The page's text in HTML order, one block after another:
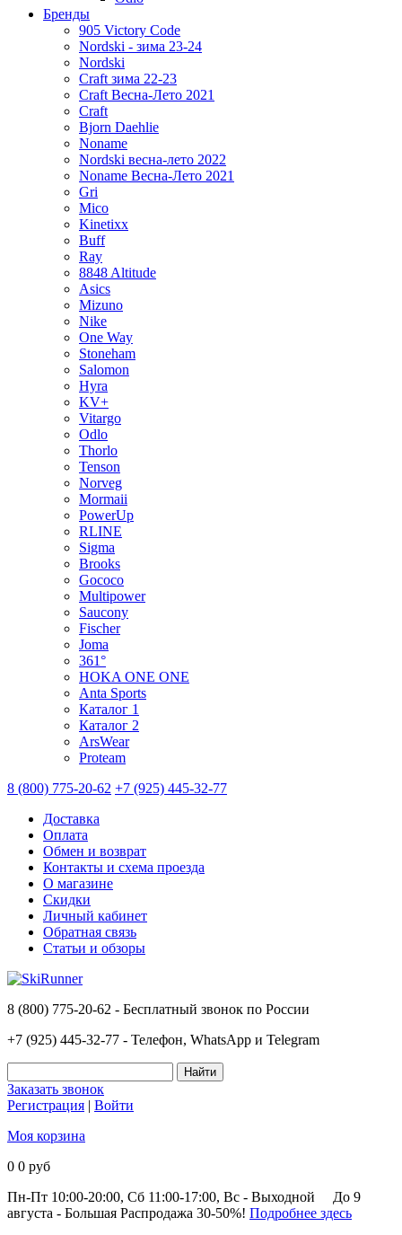
Бренды
905 Victory Code
Nordski - зима 23-24
Nordski
Craft зима 22-23
Craft Весна-Лето 2021
Craft
Bjorn Daehlie
Noname
Nordski весна-лето 2022
Noname Весна-Лето 2021
Gri
Mico
Kinetixx
Buff
Ray
8848 Altitude
Asics
Mizuno
Nike
One Way
Stoneham
Salomon
Hyra
KV+
Vitargo
Odlo
Thorlo
Tenson
Norveg
Mormaii
PowerUp
RLINE
Sigma
Brooks
Gococo
Multipower
Saucony
Fischer
Joma
361°
HOKA ONE ONE
Anta Sports
Каталог 1
Каталог 2
ArsWear
Proteam
8 (800) 775-20-62 +7 (925) 445-32-77
Доставка
Оплата
Обмен и возврат
Контакты и схема проезда
О магазине
Скидки
Личный кабинет
Обратная связь
Статьи и обзоры
8 (800) 775-20-62 - Бесплатный звонок по России
+7 (925) 445-32-77 - Телефон, WhatsApp и Telegram
Заказать звонок
Регистрация | Войти
Моя корзина
0 0 руб
Пн-Пт 10:00-20:00, Сб 11:00-17:00, Вс - Выходной
До 9
августа - Большая Распродажа 30-50%! Подробнее здесь